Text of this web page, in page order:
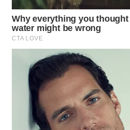
WN
SEMARANG
WN
SOLO
WN
BOROBUDUR
WN
MADURA